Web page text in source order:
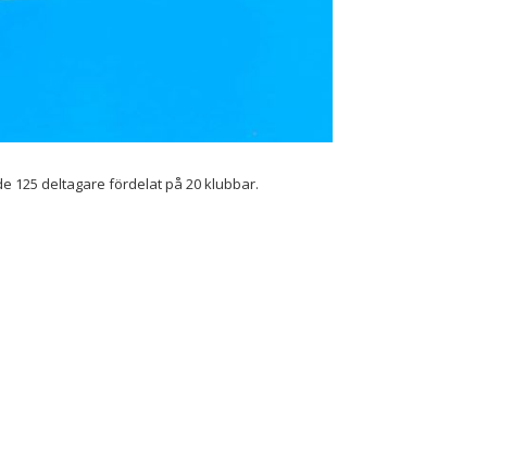
125 deltagare fördelat på 20 klubbar.